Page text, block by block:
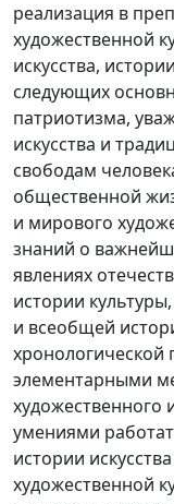
реализация в
художественной
искусства,
следующих
патриотизма,
искусства и
свободам
общественной
и мирового
знаний о
явлениях
истории
и всеобщей
хронологической
элементарными
художественного
умениями
истории
художественной